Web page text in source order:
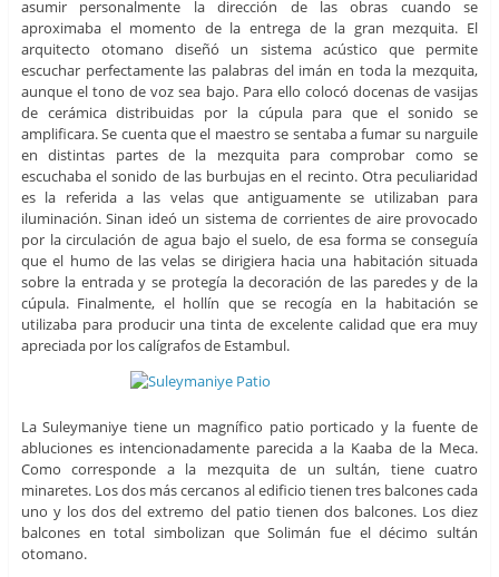
asumir personalmente la dirección de las obras cuando se
aproximaba el momento de la entrega de la gran mezquita. El
arquitecto otomano diseñó un sistema acústico que permite
escuchar perfectamente las palabras del imán en toda la mezquita,
aunque el tono de voz sea bajo. Para ello colocó docenas de vasijas
de cerámica distribuidas por la cúpula para que el sonido se
amplificara. Se cuenta que el maestro se sentaba a fumar su narguile
en distintas partes de la mezquita para comprobar como se
escuchaba el sonido de las burbujas en el recinto. Otra peculiaridad
es la referida a las velas que antiguamente se utilizaban para
iluminación. Sinan ideó un sistema de corrientes de aire provocado
por la circulación de agua bajo el suelo, de esa forma se conseguía
que el humo de las velas se dirigiera hacia una habitación situada
sobre la entrada y se protegía la decoración de las paredes y de la
cúpula. Finalmente, el hollín que se recogía en la habitación se
utilizaba para producir una tinta de excelente calidad que era muy
apreciada por los calígrafos de Estambul.
La Suleymaniye tiene un magnífico patio porticado y la fuente de
abluciones es intencionadamente parecida a la Kaaba de la Meca.
Como corresponde a la mezquita de un sultán, tiene cuatro
minaretes. Los dos más cercanos al edificio tienen tres balcones cada
uno y los dos del extremo del patio tienen dos balcones. Los diez
balcones en total simbolizan que Solimán fue el décimo sultán
otomano.